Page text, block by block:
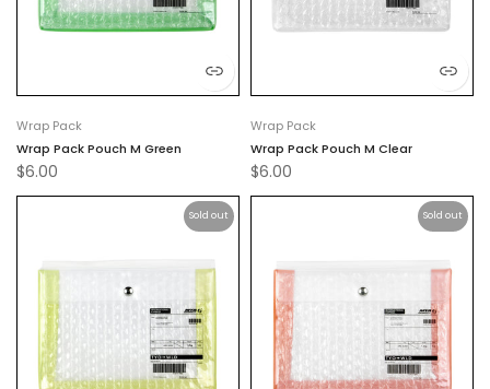
Wrap Pack
Wrap Pack Pouch M Green
$6.00
Wrap Pack
Wrap Pack Pouch M Clear
$6.00
Sold out Sold out